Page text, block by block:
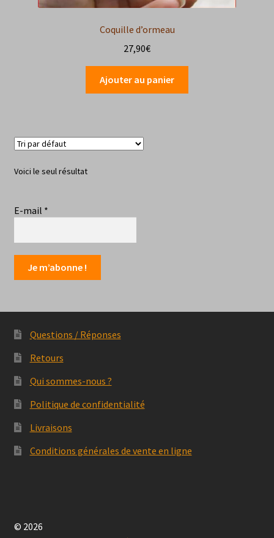
Coquille d’ormeau
27,90€
Ajouter au panier
Voici le seul résultat
E-mail *
Questions / Réponses
Retours
Qui sommes-nous ?
Politique de confidentialité
Livraisons
Conditions générales de vente en ligne
© 2026